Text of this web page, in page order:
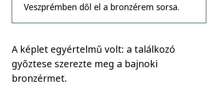
Veszprémben dől el a bronzérem sorsa.
A képlet egyértelmű volt: a találkozó
győztese szerezte meg a bajnoki
bronzérmet.